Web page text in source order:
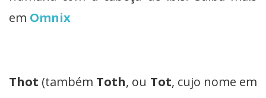
em Omnix
Thot (também Toth, ou Tot, cujo nome em